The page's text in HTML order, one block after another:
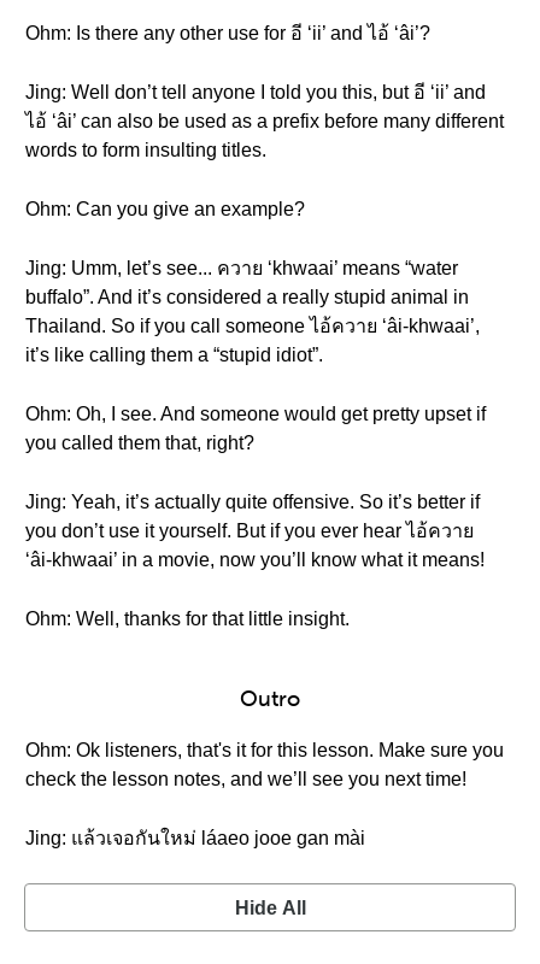
Ohm: Is there any other use for อี ‘ii’ and ไอ้ ‘âi’?
Jing: Well don’t tell anyone I told you this, but อี ‘ii’ and
ไอ้ ‘âi’ can also be used as a prefix before many different
words to form insulting titles.
Ohm: Can you give an example?
Jing: Umm, let’s see... ควาย ‘khwaai’ means “water
buffalo”. And it’s considered a really stupid animal in
Thailand. So if you call someone ไอ้ควาย ‘âi-khwaai’,
it’s like calling them a “stupid idiot”.
Ohm: Oh, I see. And someone would get pretty upset if
you called them that, right?
Jing: Yeah, it’s actually quite offensive. So it’s better if
you don’t use it yourself. But if you ever hear ไอ้ควาย
‘âi-khwaai’ in a movie, now you’ll know what it means!
Ohm: Well, thanks for that little insight.
Outro
Ohm: Ok listeners, that's it for this lesson. Make sure you
check the lesson notes, and we’ll see you next time!
Jing: แล้วเจอกันใหม่ láaeo jooe gan mài
Hide All